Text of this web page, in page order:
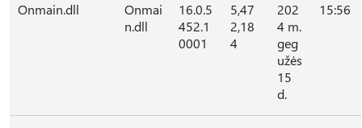
Onmain.dll
Onmai
n.dll
16.0.5
452.1
0001
5,47
2,18
4
202
4 m.
geg
užės
15
d.
15:56